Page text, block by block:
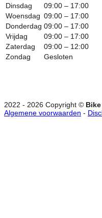
Dinsdag
09:00 – 17:00
Woensdag 09:00 – 17:00
Donderdag 09:00 – 17:00
Vrijdag
09:00 – 17:00
Zaterdag
09:00 – 12:00
Zondag
Gesloten
2022 - 2026 Copyright ©
Algemene voorwaarden -